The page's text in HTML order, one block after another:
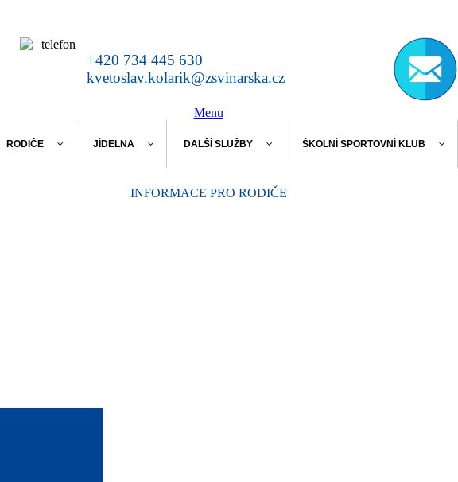
+420 734 445 630
kvetoslav.kolarik@zsvinarska.cz
Menu
RODIČE JÍDELNA DALŠÍ SLUŽBY ŠKOLNÍ SPORTOVNÍ KLUB
INFORMACE PRO RODIČE